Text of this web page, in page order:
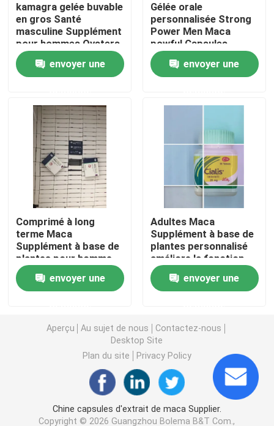
Contactez-nous
Demandez une citation
Suppléments de fines herbes d'hommes
Supplément de fines herbes de Maca
Les suppléments de fines herbes des femmes
Supplément de fines herbes de sein
Capsules de fines herbes de gain de poids
Amélioration femelle Gummies
Collagène blanchissant la capsule
Vitamine Gummies de biotine
kamagra gelée buvable
en gros Santé
masculine Supplément
pour hommes Oysters
Tablet
envoyer une
Gélée orale
personnalisée Strong
Power Men Maca
powful Capsules
kamagra
envoyer une
Comprimé à long
terme Maca
Supplément à base de
plantes pour homme
Pilules à base de
plantes Effervescent
envoyer une
Adultes Maca
Supplément à base de
plantes personnalisé
améliore la fonction
masculine Pilules de
puissanceenvoyer une
Aperçu Au sujet de nous
Contactez-nous
Desktop Site
Plan du site
Privacy Policy
Chine capsules d'extrait de maca Supplier.
Copyright © 2026 Guangzhou Bolema B&T Com.,